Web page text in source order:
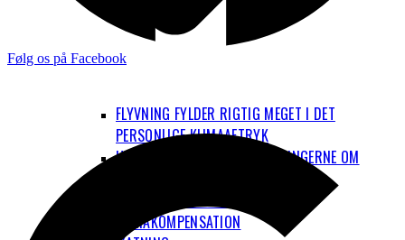
FLYVNING FYLDER RIGTIG MEGET I DET
PERSONLIGE KLIMAAFTRYK
HVAD ER OP OG NED I BEREGNINGERNE OM
KLIMAKOMPENSATION
Følg os på Facebook